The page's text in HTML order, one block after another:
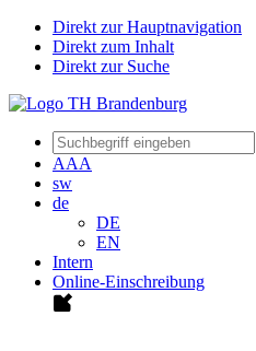
Direkt zur Hauptnavigation
Direkt zum Inhalt
Direkt zur Suche
AAA
sw
de
DE
EN
Intern
Online-Einschreibung